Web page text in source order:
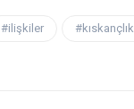
#ilişkiler #kıskançlık